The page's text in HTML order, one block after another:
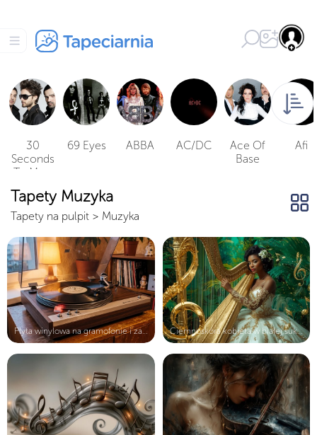
30
Seconds
To Mars
69 Eyes ABBA AC/DC
Ace Of
Base
Afi
Tapety Muzyka
Tapety na pulpit > Muzyka
Płyta winylowa na gramofonie i zapa... Ciemnoskóra kobieta w białej sukni ...